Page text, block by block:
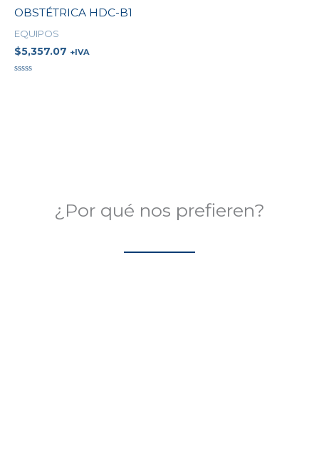
OBSTÉTRICA HDC-B1
EQUIPOS
$5,357.07 +IVA
¿Por qué nos prefieren?